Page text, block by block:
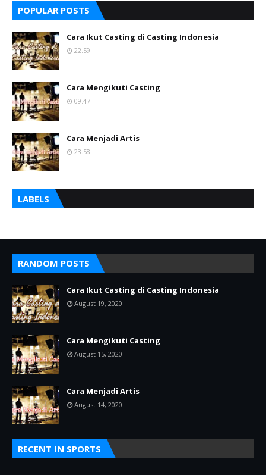
POPULAR POSTS
Cara Ikut Casting di Casting Indonesia
22.59
Cara Mengikuti Casting
09.47
Cara Menjadi Artis
23.58
LABELS
RANDOM POSTS
Cara Ikut Casting di Casting Indonesia
August 19, 2020
Cara Mengikuti Casting
August 15, 2020
Cara Menjadi Artis
August 14, 2020
RECENT IN SPORTS